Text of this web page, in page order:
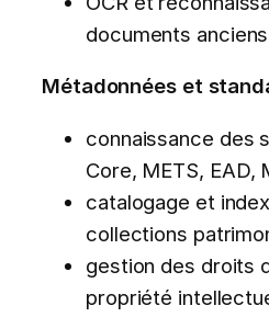
documents anciens
Métadonnées et
connaissance des
Core, METS, EAD,
catalogage et
collections
gestion des droits
propriété